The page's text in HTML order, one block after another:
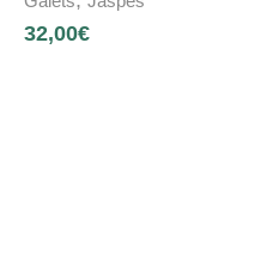
32,00€